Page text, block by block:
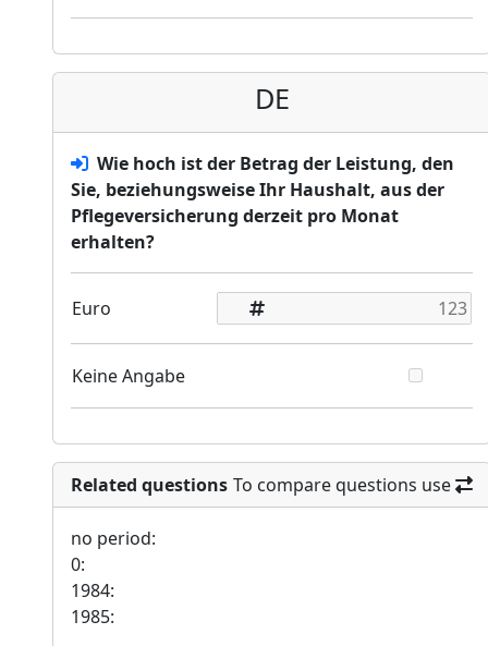
DE
Wie hoch ist der Betrag der Leistung, den
Sie, beziehungsweise Ihr Haushalt, aus der
Pflegeversicherung derzeit pro Monat
erhalten?
Euro
Keine Angabe
Related questions To compare questions use
no period:
0:
1984:
1985: